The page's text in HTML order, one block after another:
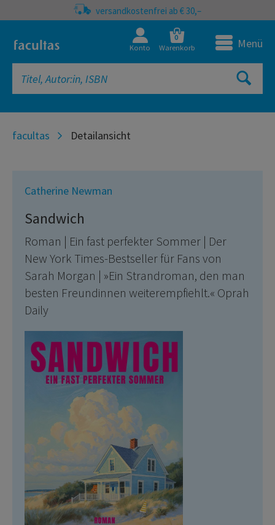
versandkostenfrei ab € 30,–
Konto
0
Warenkorb Menü
facultas Detailansicht
Catherine Newman
Sandwich
Roman | Ein fast perfekter Sommer | Der
New York Times-Bestseller für Fans von
Sarah Morgan | »Ein Strandroman, den man
besten Freundinnen weiterempfiehlt.« Oprah
Daily